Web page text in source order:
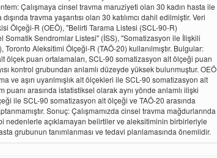
Çalışmaya cinsel travma maruziyeti olan 30 kadın hasta ile
travma yaşantısı olan 30 katılımcı dahil edilmiştir. Veri
Ölçeği-R (OEÖ), "Belirti Tarama Listesi (SCL-90-R)
Somatik Sendromlar Listesi" (İSS), "Somatizasyon ile İlişkili
Aleksitimi Ölçeği-R (TAÖ-20) kullanılmıştır. Bulgular:
ölçek puan ortalamaları, SCL-90 somatizasyon alt ölçeği puan
kontrol grubundan anlamlı düzeyde yüksek bulunmuştur. OEÖ
ve aşırı uyarılmışlık alt ölçekleri ile SCL-90 somatizasyon alt
puanı arasında istatistiksel olarak aynı yönde anlamlı ilişki
ile SCL-90 somatizasyon alt ölçeği ve TAÖ-20 arasında
Sonuç: Çalışmamızda cinsel travma mağdurlarında
nedenlerle açıklamayan belirtiler ve aleksitiminin birbirleriyle
grubunun tanımlanması ve tedavi planlamasında önemlidir.